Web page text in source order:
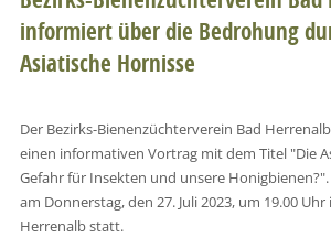
informiert über die Bedrohung
Asiatische Hornisse
Der Bezirks-Bienenzüchterverein Bad
einen informativen Vortrag mit dem Titel "Die
Gefahr für Insekten und unsere
am Donnerstag, den 27. Juli 2023, um 19.00
Herrenalb statt.